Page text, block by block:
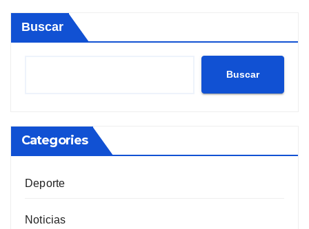
Buscar
Buscar
Categories
Deporte
Noticias